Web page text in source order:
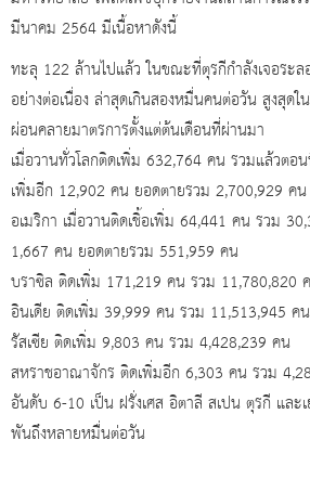
มีนาคม 2564 มีเนื้อหาดังนี้
ทะลุ 122 ล้านไปแล้ว ในขณะที่ตุรกีกำลังเจอระ
อย่างต่อเนื่อง ล่าสุดเกินสองหมื่นคนต่อวัน สูงสุด
ผ่อนคลายมาตรการตั้งแต่ต้นเดือนที่ผ่านมา
เมื่อวานทั่วโลกติดเพิ่ม 632,764 คน รวมแล้วต
เพิ่มอีก 12,902 คน ยอดตายรวม 2,700,929 คน
อเมริกา เมื่อวานติดเชิ้อเพิ่ม 64,441 คน รวม
1,667 คน ยอดตายรวม 551,959 คน
บราซิล ติดเพิ่ม 171,219 คน รวม 11,780,820
อินเดีย ติดเพิ่ม 39,999 คน รวม 11,513,945 คน
รัสเซีย ติดเพิ่ม 9,803 คน รวม 4,428,239 คน
สหราชอาณาจักร ติดเพิ่มอีก 6,303 คน รวม
อันดับ 6-10 เป็น ฝรั่งเศส อิตาลี สเปน ตุรกี แล
พันถึงหลายหมื่นต่อวัน